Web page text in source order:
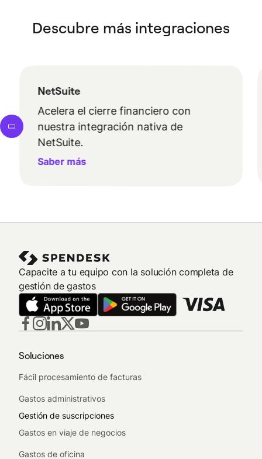
Descubre más integraciones
NetSuite
Acelera el cierre financiero con
nuestra integración nativa de
NetSuite.
Saber más
Capacite a tu equipo con la solución completa de
gestión de gastos
Soluciones
Fácil procesamiento de facturas
Gastos administrativos
Gestión de suscripciones
Gastos en viaje de negocios
Gastos de oficina